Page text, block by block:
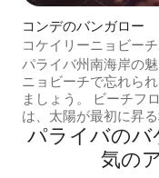
コンデのバンガロー
コケイリーニョビー
トのバンガロー
パライバ州南海岸の
ニョビーチで忘れら
ましょう。 ビーチフ
は、太陽が最初に昇
なたの家族に完璧な
https://
de-coqueirinho-no-
パライバのバ
気の